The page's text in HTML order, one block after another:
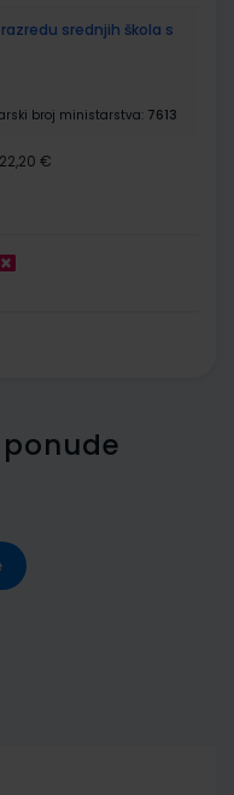
srednjih škola s
broj ministarstva: 7613
22,20 €